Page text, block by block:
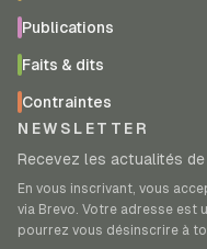
Publications
Faits & dits
Contraintes
NEWSLETTER
Recevez les actualités de
En vous inscrivant, vous
via Brevo. Votre adresse est
pourrez vous désinscrire à